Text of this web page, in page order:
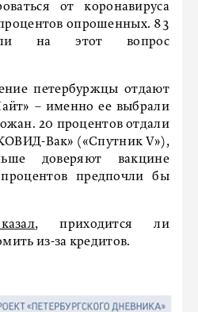
от коронавируса
опрошенных. 83
на этот вопрос
петербуржцы отдают
– именно ее выбрали
20 процентов отдали
Вак» («Спутник V»),
доверяют вакцине
предпочли бы
, приходится ли
из-за кредитов.